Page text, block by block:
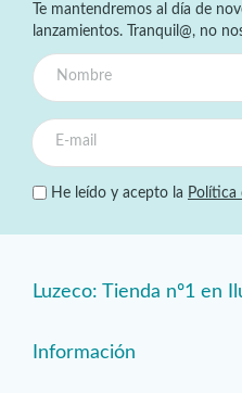
Te mantendremos al día de
lanzamientos. Tranquil@, no
He leído y acepto la Política
Luzeco: Tienda nº1 en
Información